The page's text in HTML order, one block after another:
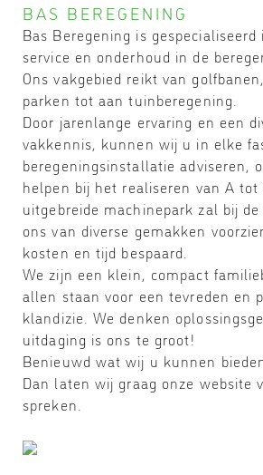
BAS BEREGENING
Bas Beregening is gespecialiseerd
service en onderhoud in de
Ons vakgebied reikt van
parken tot aan tuinberegening.
Door jarenlange ervaring en een
vakkennis, kunnen wij u in elke
beregeningsinstallatie adviseren,
helpen bij het realiseren van A tot
uitgebreide machinepark zal bij
ons van diverse gemakken
kosten en tijd bespaard.
We zijn een klein, compact
allen staan voor een tevreden en
klandizie. We denken
uitdaging is ons te groot!
Benieuwd wat wij u kunnen
Dan laten wij graag onze website
spreken.